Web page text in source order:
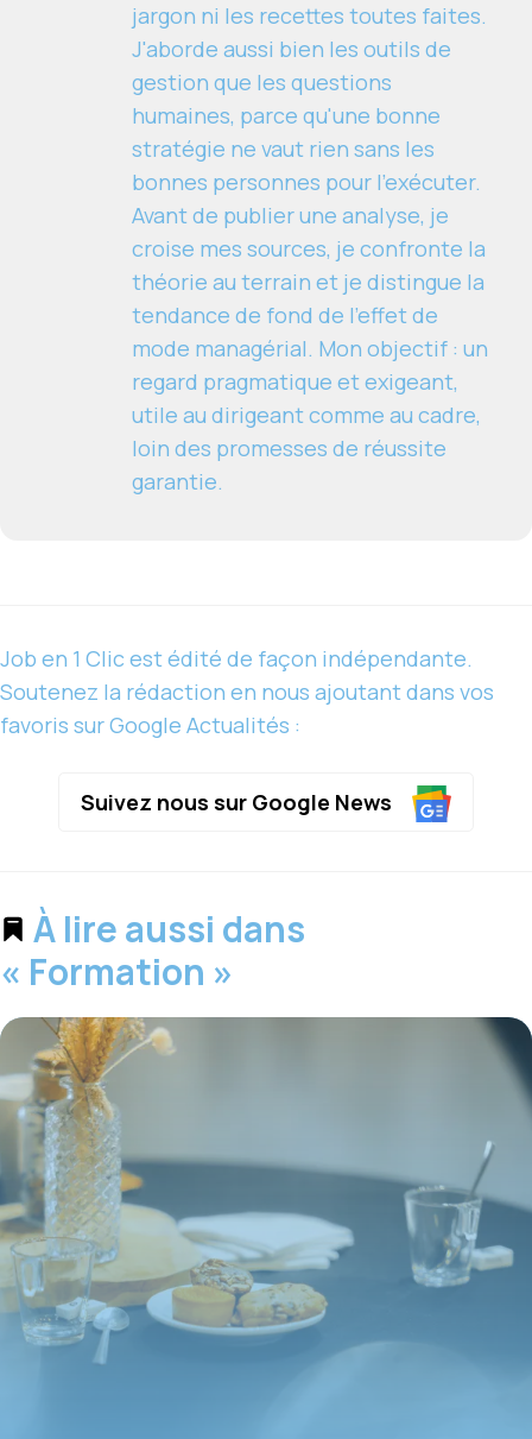
jargon ni les recettes toutes faites.
J'aborde aussi bien les outils de
gestion que les questions
humaines, parce qu'une bonne
stratégie ne vaut rien sans les
bonnes personnes pour l'exécuter.
Avant de publier une analyse, je
croise mes sources, je confronte la
théorie au terrain et je distingue la
tendance de fond de l'effet de
mode managérial. Mon objectif : un
regard pragmatique et exigeant,
utile au dirigeant comme au cadre,
loin des promesses de réussite
garantie.
Job en 1 Clic est édité de façon indépendante.
Soutenez la rédaction en nous ajoutant dans vos
favoris sur Google Actualités :
Suivez nous sur Google News
À lire aussi dans
« Formation »